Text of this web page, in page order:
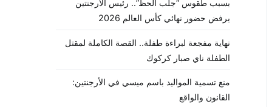
بسبب طقوس “جلب الحظ”.. رئيس الأرجنتين
يرفض حضور نهائي كأس العالم 2026
نهاية مفجعة لبراءة طفلة.. القصة الكاملة لمقتل
الطفلة ناي صبار كركوك
منع تسمية المواليد باسم ميسي في الأرجنتين:
القانون والواقع